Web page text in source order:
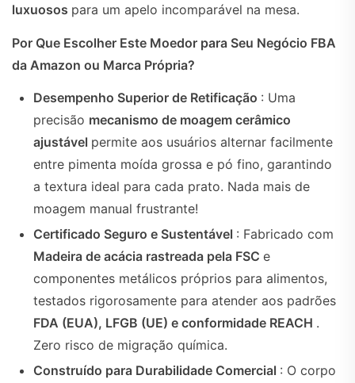
luxuosos para um apelo incomparável na mesa.
Por Que Escolher Este Moedor para Seu Negócio FBA
da Amazon ou Marca Própria?
Desempenho Superior de Retificação : Uma
precisão mecanismo de moagem cerâmico
ajustável permite aos usuários alternar facilmente
entre pimenta moída grossa e pó fino, garantindo
a textura ideal para cada prato. Nada mais de
moagem manual frustrante!
Certificado Seguro e Sustentável : Fabricado com
Madeira de acácia rastreada pela FSCe
componentes metálicos próprios para alimentos,
testados rigorosamente para atender aos padrões
FDA (EUA), LFGB (UE) e conformidade REACH .
Zero risco de migração química.
Construído para Durabilidade Comercial : O corpo